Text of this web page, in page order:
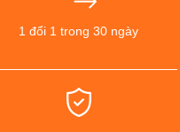
1 đổi 1 trong 30 ngày